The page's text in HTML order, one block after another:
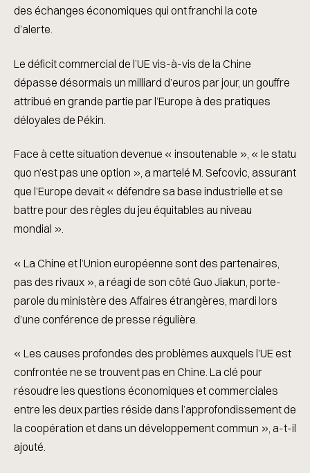
des échanges économiques qui ont franchi la cote
d’alerte.
Le déficit commercial de l’UE vis-à-vis de la Chine
dépasse désormais un milliard d’euros par jour, un gouffre
attribué en grande partie par l’Europe à des pratiques
déloyales de Pékin.
Face à cette situation devenue « insoutenable », « le statu
quo n’est pas une option », a martelé M. Sefcovic, assurant
que l’Europe devait « défendre sa base industrielle et se
battre pour des règles du jeu équitables au niveau
mondial ».
« La Chine et l’Union européenne sont des partenaires,
pas des rivaux », a réagi de son côté Guo Jiakun, porte-
parole du ministère des Affaires étrangères, mardi lors
d’une conférence de presse régulière.
« Les causes profondes des problèmes auxquels l’UE est
confrontée ne se trouvent pas en Chine. La clé pour
résoudre les questions économiques et commerciales
entre les deux parties réside dans l’approfondissement de
la coopération et dans un développement commun », a-t-il
ajouté.